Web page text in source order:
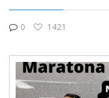
0 1421